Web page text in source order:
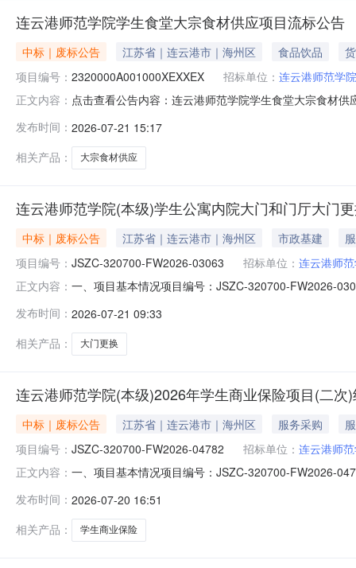
连云港师范学院学生食堂大宗食材供应项目流标公告
中标｜废标公告 江苏省｜连云港市｜海州区 食品饮品
项目编号： 2320000A001000XEXXEX 招标单位： 连云港师范学院
正文内容： 点击查看公告内容：连云港师范学院学生食堂大宗食材供
发布时间： 2026-07-21 15:17
相关产品：
大宗食材供应
连云港师范学院(本级)学生公寓内院大门和门厅大门
中标｜废标公告 江苏省｜连云港市｜海州区 市政基建
项目编号： JSZC-320700-FW2026-03063 招标单位： 连云港师
正文内容： 一、项目基本情况项目编号：JSZC-320700-FW2026-
发布时间： 2026-07-21 09:33
相关产品：
大门更换
连云港师范学院(本级)2026年学生商业保险项目(二次
中标｜废标公告 江苏省｜连云港市｜海州区 服务采购
项目编号： JSZC-320700-FW2026-04782 招标单位： 连云港师
正文内容： 一、项目基本情况项目编号：JSZC-320700-FW2026-
购单位：连云港师范学院（本级）联系人姓名：李工（
发布时间： 2026-07-20 16:51
相关产品：
学生商业保险